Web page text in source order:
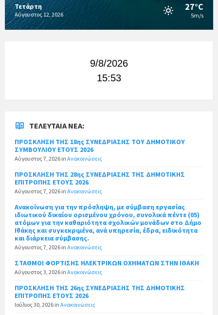
Τετάρτη
Αύγουστος 12, 2026
27°C
5m/s
9/8/2026
15:53
ΤΕΛΕΥΤΑΊΑ ΝΈΑ:
ΠΡΟΣΚΛΗΣΗ ΤΗΣ 18ης ΣΥΝΕΔΡΙΑΣΗΣ ΤΟΥ ΔΗΜΟΤΙΚΟΥ
ΣΥΜΒΟΥΛΙΟΥ ΕΤΟΥΣ 2026
Αύγουστος 7, 2026 in Ανακοινώσεις
ΠΡΟΣΚΛΗΣΗ ΤΗΣ 28ης ΣΥΝΕΔΡΙΑΣΗΣ ΤΗΣ ΔΗΜΟΤΙΚΗΣ
ΕΠΙΤΡΟΠΗΣ ΕΤΟΥΣ 2026
Αύγουστος 7, 2026 in Ανακοινώσεις
Ανακοίνωση για την πρόσληψη, με σύμβαση εργασίας
ιδιωτικού δικαίου ορισμένου χρόνου, συνολικά πέντε (05)
ατόμων για την καθαριότητα σχολικών μονάδων στο Δήμο
Ιθάκης και συγκεκριμένα, ανά υπηρεσία, έδρα, ειδικότητα
και διάρκεια σύμβασης.
Αύγουστος 7, 2026 in Ανακοινώσεις
ΣΤΑΘΜΟΙ ΦΟΡΤΙΣΗΣ ΗΛΕΚΤΡΙΚΩΝ ΟΧΗΜΑΤΩΝ ΣΤΗΝ ΙΘΑΚΗ
Αύγουστος 3, 2026 in Ανακοινώσεις
ΠΡΟΣΚΛΗΣΗ ΤΗΣ 26ης ΣΥΝΕΔΡΙΑΣΗΣ ΤΗΣ ΔΗΜΟΤΙΚΗΣ
ΕΠΙΤΡΟΠΗΣ ΕΤΟΥΣ 2026
Ιούλιος 30, 2026 in Ανακοινώσεις